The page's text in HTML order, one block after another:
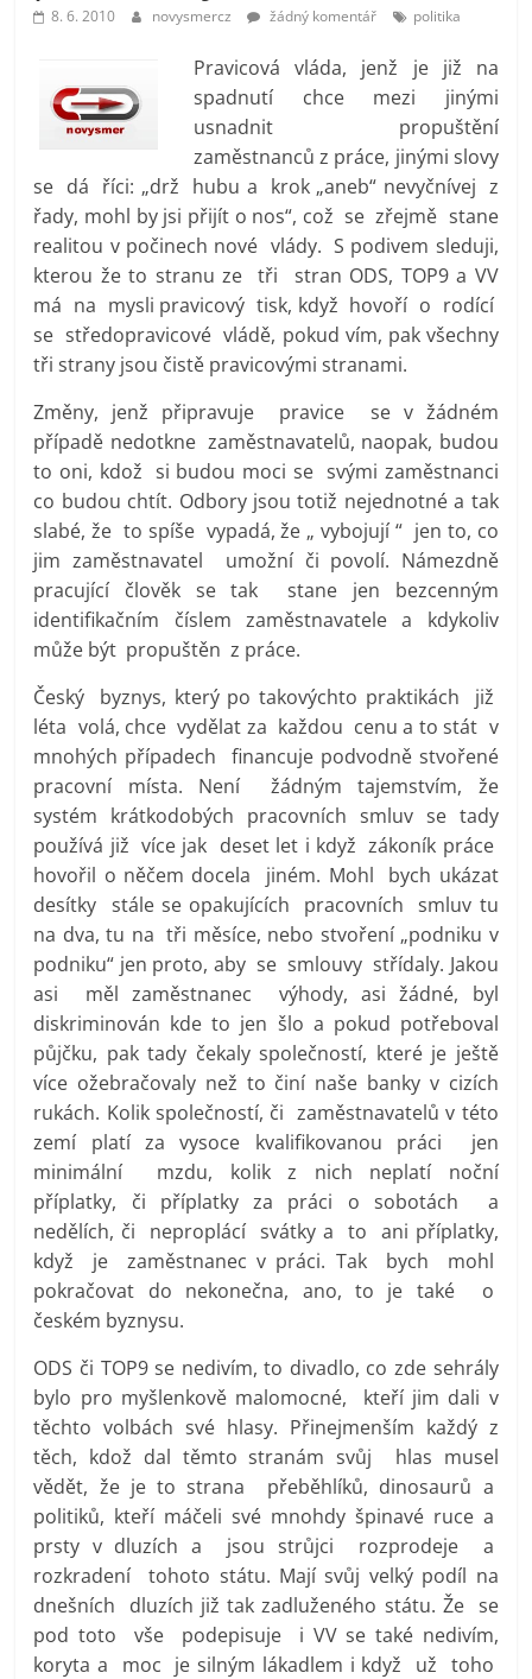
prospívá?
8. 6. 2010 novysmercz žádný komentář politika
Pravicová vláda, jenž je již na
spadnutí chce mezi jinými
usnadnit propuštění
zaměstnanců z práce, jinými slovy
se dá říci: „drž hubu a krok „aneb“ nevyčnívej z
řady, mohl by jsi přijít o nos“, což se zřejmě stane
realitou v počinech nové vlády. S podivem sleduji,
kterou že to stranu ze tři stran ODS, TOP9 a VV
má na mysli pravicový tisk, když hovoří o rodící
se středopravicové vládě, pokud vím, pak všechny
tři strany jsou čistě pravicovými stranami.
Změny, jenž připravuje pravice se v žádném
případě nedotkne zaměstnavatelů, naopak, budou
to oni, kdož si budou moci se svými zaměstnanci
co budou chtít. Odbory jsou totiž nejednotné a tak
slabé, že to spíše vypadá, že „ vybojují “ jen to, co
jim zaměstnavatel umožní či povolí. Námezdně
pracující člověk se tak stane jen bezcenným
identifikačním číslem zaměstnavatele a kdykoliv
může být propuštěn z práce.
Český byznys, který po takovýchto praktikách již
léta volá, chce vydělat za každou cenu a to stát v
mnohých případech financuje podvodně stvořené
pracovní místa. Není žádným tajemstvím, že
systém krátkodobých pracovních smluv se tady
používá již více jak deset let i když zákoník práce
hovořil o něčem docela jiném. Mohl bych ukázat
desítky stále se opakujících pracovních smluv tu
na dva, tu na tři měsíce, nebo stvoření „podniku v
podniku“ jen proto, aby se smlouvy střídaly. Jakou
asi měl zaměstnanec výhody, asi žádné, byl
diskriminován kde to jen šlo a pokud potřeboval
půjčku, pak tady čekaly společností, které je ještě
více ožebračovaly než to činí naše banky v cizích
rukách. Kolik společností, či zaměstnavatelů v této
zemí platí za vysoce kvalifikovanou práci jen
minimální mzdu, kolik z nich neplatí noční
příplatky, či příplatky za práci o sobotách a
nedělích, či neproplácí svátky a to ani příplatky,
když je zaměstnanec v práci. Tak bych mohl
pokračovat do nekonečna, ano, to je také o
českém byznysu.
ODS či TOP9 se nedivím, to divadlo, co zde sehrály
bylo pro myšlenkově malomocné, kteří jim dali v
těchto volbách své hlasy. Přinejmenším každý z
těch, kdož dal těmto stranám svůj hlas musel
vědět, že je to strana přeběhlíků, dinosaurů a
politiků, kteří máčeli své mnohdy špinavé ruce a
prsty v dluzích a jsou strůjci rozprodeje a
rozkradení tohoto státu. Mají svůj velký podíl na
dnešních dluzích již tak zadluženého státu. Že se
pod toto vše podepisuje i VV se také nedivím,
koryta a moc je silným lákadlem i když už toho